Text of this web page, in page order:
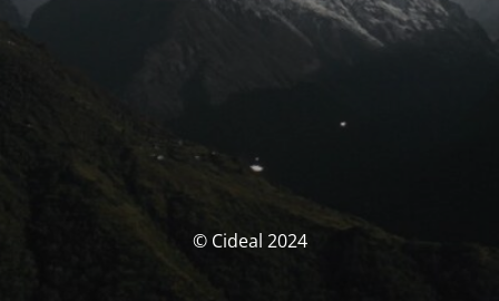
© Cideal 2024